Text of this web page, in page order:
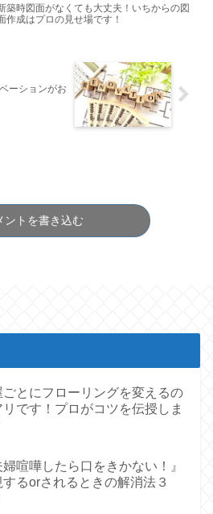
築時図面がなくても大丈夫！いちからの図
作成はプロの見せ場です！
ーションがお
ントを書き込む
ごとにフローリングを変えるの
リです！プロがコツを伝授しま
婦喧嘩したら口をきかない！』
するorされるときの解消法３